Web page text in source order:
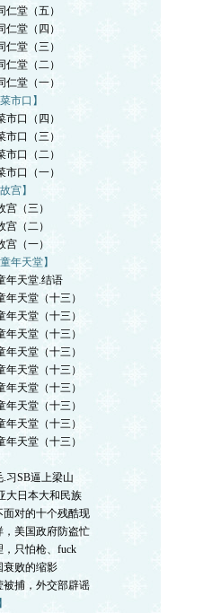
仁堂（五）
仁堂（四）
仁堂（三）
仁堂（二）
仁堂（一）
市口】
市口（四）
市口（三）
市口（二）
市口（一）
宫】
宫（三）
宫（二）
宫（一）
年天堂】
年天堂.结语
年天堂（十三）
年天堂（十三）
年天堂（十三）
年天堂（十三）
年天堂（十三）
年天堂（十三）
年天堂（十三）
年天堂（十三）
年天堂（十三）
.习SB逼上梁山
大日本大和民族
面对的十个残酷现
，美国政府防盗忙
，只怕枪、fuck
衰败的缩影
被捕，外交部辟谣